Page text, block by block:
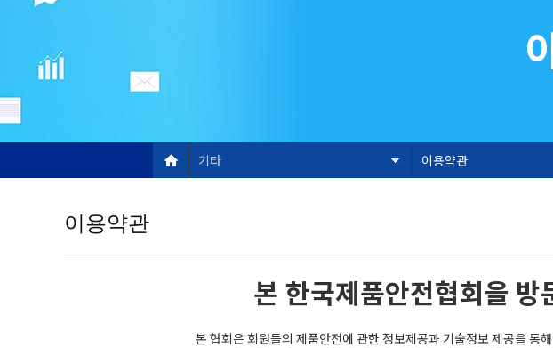
기타 이용약관
이용약관
본 한국제품안전협회을
본 협회은 회원들의 제품안전에 관한 정보제공과 기술정보 제공을 통